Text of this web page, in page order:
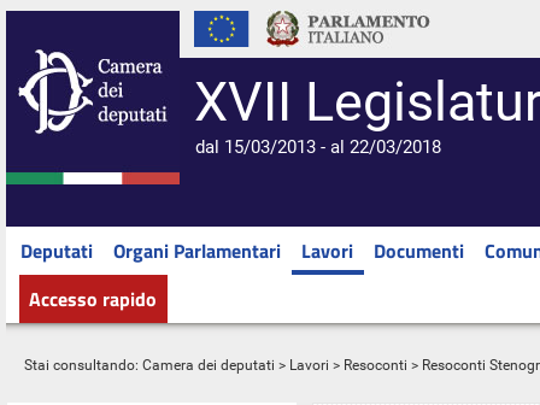
XVII
dal 15/03/2013 - al 22/03/2018
Deputati Organi Parlamentari Lavori Documenti
Accesso rapido
Stai consultando: Camera dei deputati > Lavori > Resoconti > Resoconti